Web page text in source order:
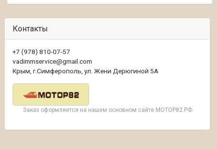
Контакты
+7 (978) 810-07-57
vadimmservice@gmail.com
Крым, г.Симферополь, ул. Жени Дерюгиной 5А
Заказ оформляется на нашем основном сайте МОТОР82.РФ